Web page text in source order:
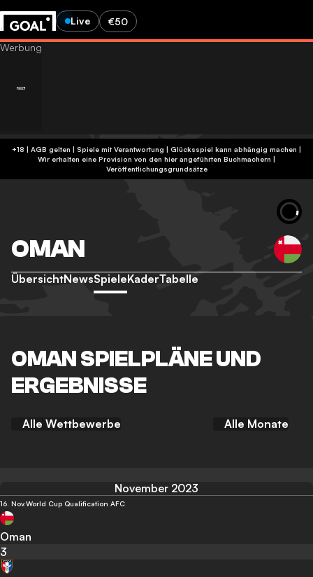
Live €50
+18 | AGB gelten | Spiele mit Verantwortung | Glücksspiel kann abhängig machen |
Wir erhalten eine Provision von den hier angeführten Buchmachern |
Veröffentlichungsgrundsätze
OMAN
ÜbersichtNewsSpieleKaderTabelle
OMAN SPIELPLÄNE UND
ERGEBNISSE
Alle Wettbewerbe Alle Monate
November 2023
16. Nov.World Cup Qualification AFC
Oman
3